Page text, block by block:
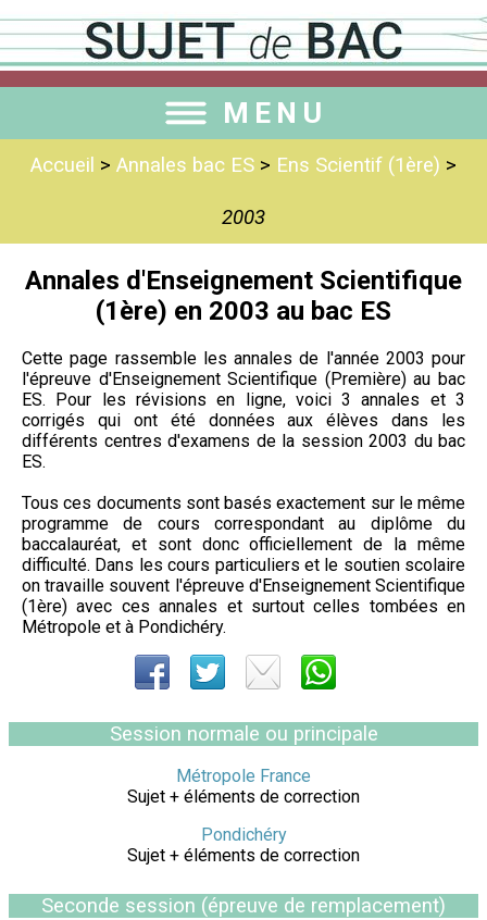
MENU
Accueil > Annales bac ES > Ens Scientif (1ère) >
2003
Annales d'Enseignement Scientifique
(1ère) en 2003 au bac ES
Cette page rassemble les annales de l'année 2003 pour
l'épreuve d'Enseignement Scientifique (Première) au bac
ES. Pour les révisions en ligne, voici 3 annales et 3
corrigés qui ont été données aux élèves dans les
différents centres d'examens de la session 2003 du bac
ES.
Tous ces documents sont basés exactement sur le même
programme de cours correspondant au diplôme du
baccalauréat, et sont donc officiellement de la même
difficulté. Dans les cours particuliers et le soutien scolaire
on travaille souvent l'épreuve d'Enseignement Scientifique
(1ère) avec ces annales et surtout celles tombées en
Métropole et à Pondichéry.
Session normale ou principale
Métropole France
Sujet + éléments de correction
Pondichéry
Sujet + éléments de correction
Seconde session (épreuve de remplacement)